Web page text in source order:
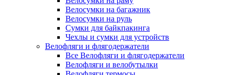
Велосумки на багажник
Велосумки на руль
Сумки для байкпакинга
Чехлы и сумки для устройств
Велофляги и флягодержатели
Все Велофляги и флягодержатели
Велофляги и велобутылки